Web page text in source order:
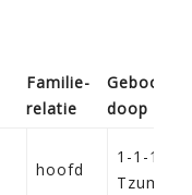
Familie­
relatie
Geboorte
doop
hoofd
1-1-1899
Tzum